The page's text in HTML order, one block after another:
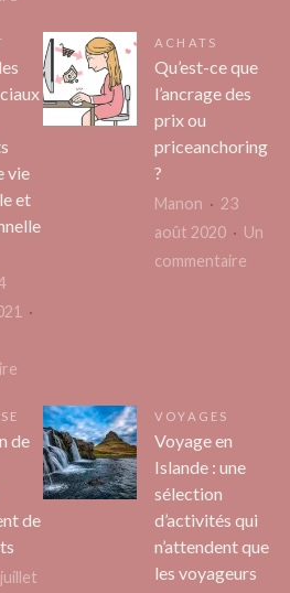
votre
potentiel
avec
coach
sportif
à
les
réussi
choisir
votre
chauffeur
vie
et
médias
sociaux
sont
pour
ACHATS
Qu’est-ce que
l’ancrage des
prix ou
priceanchoring
?
Manon
23
août 2020
Un
commentaire
?
de
de
VOYAGES
Voyage en
Islande : une
sélection
d’activités qui
n’attendent que
les voyageurs